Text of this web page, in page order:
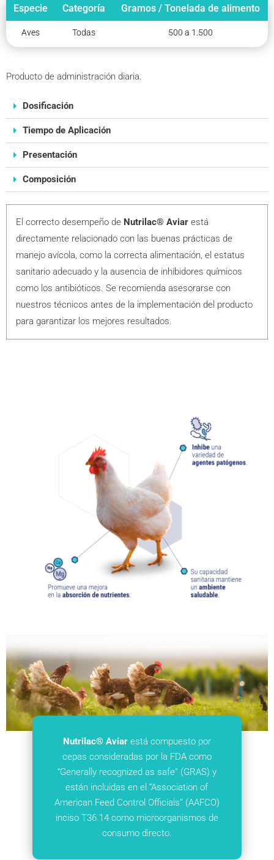
Especie Categoría Gramos / Tonelada de alimento
Aves Todas 500 a 1.500
Producto de administración diaria.
Dosificación
Tiempo de Aplicación
Presentación
Composición
El correcto desempeño de Nutrilac® Aviar está
directamente relacionado con las buenas prácticas de
manejo avícola, como la correcta alimentación, el estatus
sanitario adecuado y la ausencia de inhibidores químicos
como los antibióticos. Se recomienda asesorarse con
nuestros técnicos antes de la implementación del producto
para garantizar los mejores resultados.
Nutrilac® Aviarestá compuesto por
cepas consideradas por la FDA como
“Generally recognized as safe” (GRAS) y
están incluidas en el “Association of
American Feed Control Officials” (AAFCO)
inciso T36.14 como microorganismos de
consumo directo.